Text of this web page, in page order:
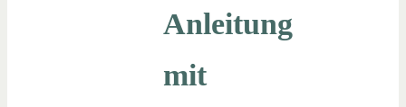
Anleitung
mit